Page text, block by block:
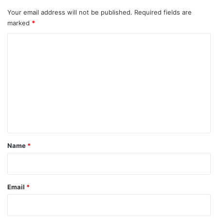
Your email address will not be published. Required fields are
marked *
*
Name *
Email *